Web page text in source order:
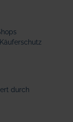
durch